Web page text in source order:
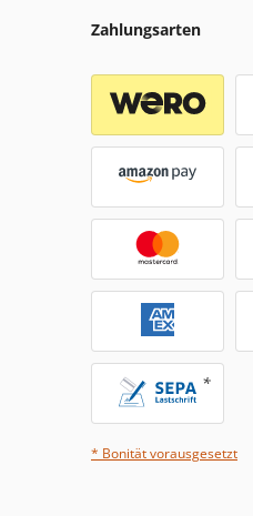
Zahlungsarten
* Bonität vorausgesetzt